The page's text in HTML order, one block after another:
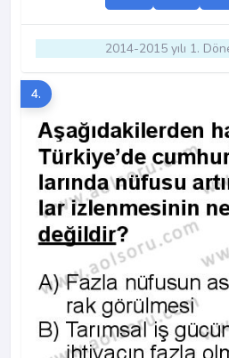
2014-2015 yılı 1.
4.